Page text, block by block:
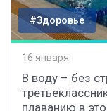
#Здоровье
16 января
В воду – без
плаванию в